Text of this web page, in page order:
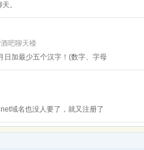
。
吧聊天楼
日加最少五个汉字！(数字、字母
域名也没人要了，就又注册了